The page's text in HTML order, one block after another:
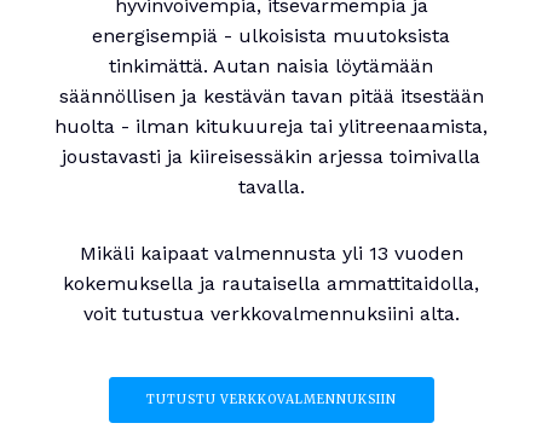
hyvinvoivempia, itsevarmempia ja
energisempiä - ulkoisista muutoksista
tinkimättä. Autan naisia löytämään
säännöllisen ja kestävän tavan pitää itsestään
huolta - ilman kitukuureja tai ylitreenaamista,
joustavasti ja kiireisessäkin arjessa toimivalla
tavalla.
Mikäli kaipaat valmennusta yli 13 vuoden
kokemuksella ja rautaisella ammattitaidolla,
voit tutustua verkkovalmennuksiini alta.
TUTUSTU VERKKOVALMENNUKSIIN